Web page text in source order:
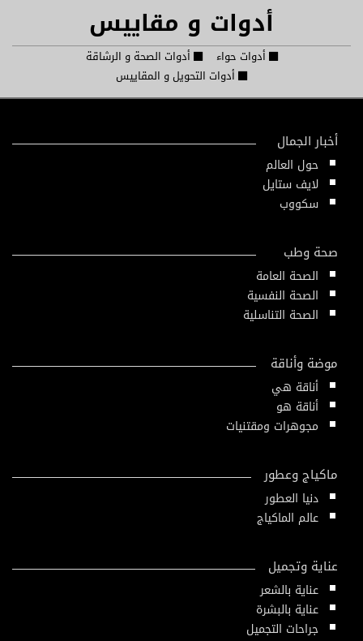
أدوات و مقاييس
أدوات حواء
أدوات الصحة و الرشاقة
أدوات التحويل و المقاييس
أخبار الجمال
حول العالم
لايف ستايل
سكووب
صحة وطب
الصحة العامة
الصحة النفسية
الصحة التناسلية
موضة وأناقة
أناقة هي
أناقة هو
مجوهرات ومقتنيات
ماكياج وعطور
دنيا العطور
عالم الماكياج
عناية وتجميل
عناية بالشعر
عناية بالبشرة
جراحات التجميل